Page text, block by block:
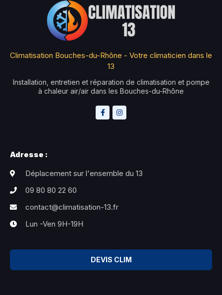
Climatisation Bouches-du-Rhône - Votre climaticien dans le
13
Installation, entretien et réparation de climatisation et pompe
à chaleur air/air dans les Bouches-du-Rhône
Adresse :
Déplacement sur l'ensemble du 13
09 80 80 22 60
contact@climatisation-13.fr
Lun -Ven 9H-19H
DEVIS CLIM